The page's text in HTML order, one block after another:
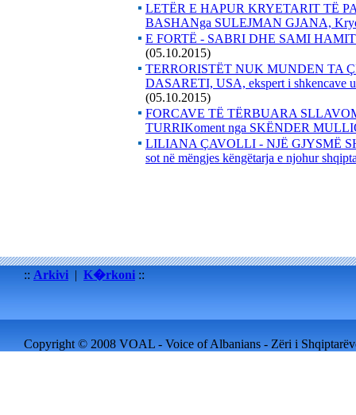
LETËR E HAPUR KRYETARIT TË
BASHANga SULEJMAN GJANA,
E FORTË - SABRI DHE SAMI
(05.10.2015)
TERRORISTËT NUK MUNDEN TA
DASARETI, USA, ekspert i shkencave
(05.10.2015)
FORCAVE TË TËRBUARA
TURRIKoment nga SKËNDER
LILIANA ÇAVOLLI - NJË GJYSMË
sot në mëngjes këngëtarja e njohur
:: Arkivi | K�rkoni ::
Copyright © 2008 VOAL - Voice of Albanians - Zëri i